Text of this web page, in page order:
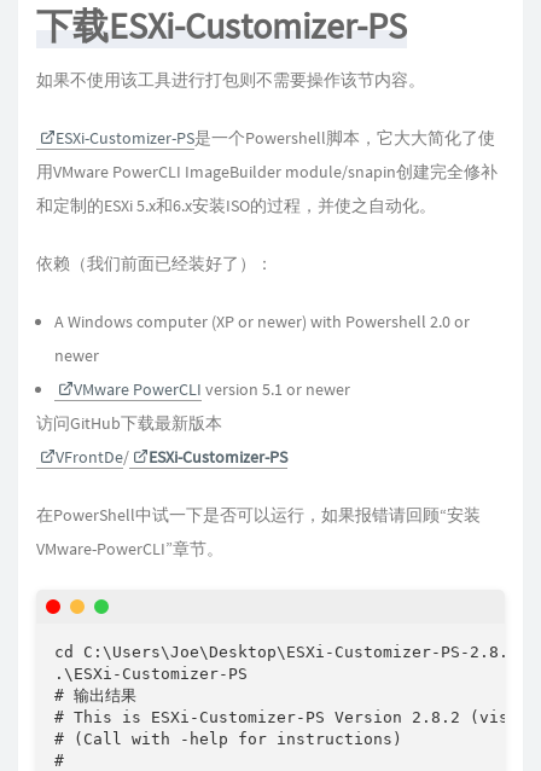
下载ESXi-Customizer-PS
如果不使用该工具进行打包则不需要操作该节内容。
ESXi-Customizer-PS是一个Powershell脚本，它大大简化了使
用VMware PowerCLI ImageBuilder module/snapin创建完全修补
和定制的ESXi 5.x和6.x安装ISO的过程，并使之自动化。
依赖（我们前面已经装好了）：
A Windows computer (XP or newer) with Powershell 2.0 or
newer
VMware PowerCLI version 5.1 or newer
访问GitHub下载最新版本
VFrontDe/ ESXi-Customizer-PS
在PowerShell中试一下是否可以运行，如果报错请回顾“安装
VMware-PowerCLI”章节。
cd C:\Users\Joe\Desktop\ESXi-Customizer-PS-2.8.2
.\ESXi-Customizer-PS
# 输出结果
# This is ESXi-Customizer-PS Version 2.8.2
# (Call with -help for instructions)
#